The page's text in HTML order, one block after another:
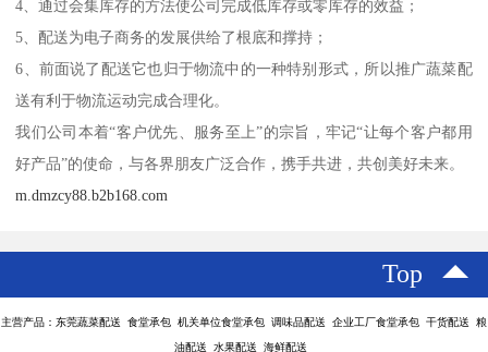
4、通过会集库存的方法使公司完成低库存或零库存的效益；
5、配送为电子商务的发展供给了根底和撑持；
6、前面说了配送它也归于物流中的一种特别形式，所以推广蔬菜配
送有利于物流运动完成合理化。
我们公司本着“客户优先、服务至上”的宗旨，牢记“让每个客户都用
好产品”的使命，与各界朋友广泛合作，携手共进，共创美好未来。
m.dmzcy88.b2b168.com
Top
主营产品：东莞蔬菜配送 食堂承包 机关单位食堂承包 调味品配送 企业工厂食堂承包 干货配送 粮
油配送 水果配送 海鲜配送